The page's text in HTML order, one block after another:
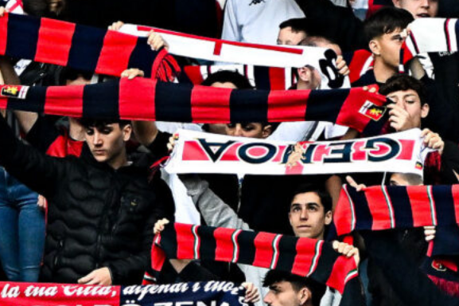
Vogliacco lascia il Genoa: ufficiale la
cessione alla Cremonese
6 Agosto 2026
Genoa, al Ferraris il Deportivo A
Coruña: nuovo nome e ritorno nella
Liga
6 Agosto 2026